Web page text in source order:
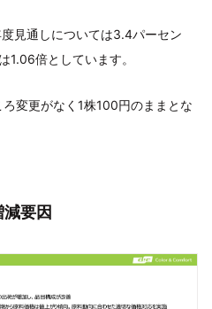
見通しについては3.4パーセン
1.06倍としています。
変更がなく1株100円のままとな
要因